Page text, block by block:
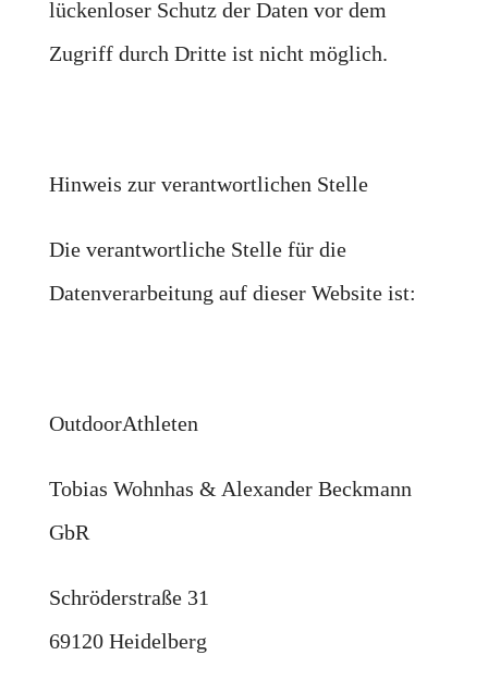
lückenloser Schutz der Daten vor dem
Zugriff durch Dritte ist nicht möglich.
Hinweis zur verantwortlichen Stelle
Die verantwortliche Stelle für die
Datenverarbeitung auf dieser Website ist:
OutdoorAthleten
Tobias Wohnhas & Alexander Beckmann
GbR
Schröderstraße 31
69120 Heidelberg